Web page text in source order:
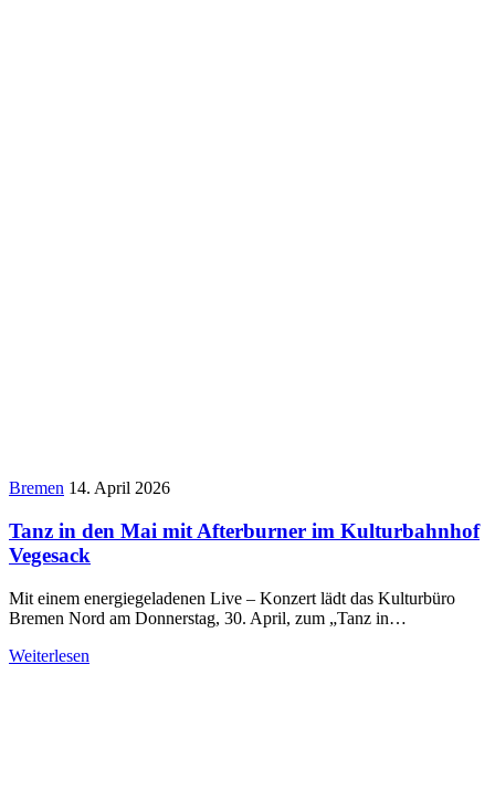
Bremen 14. April 2026
Tanz in den Mai mit Afterburner im Kulturbahnhof
Vegesack
Mit einem energiegeladenen Live – Konzert lädt das Kulturbüro
Bremen Nord am Donnerstag, 30. April, zum „Tanz in…
Weiterlesen